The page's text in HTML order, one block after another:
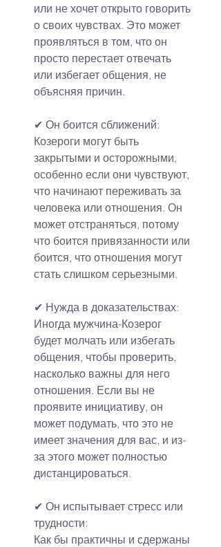
или не хочет открыто говорить
о своих чувствах. Это может
проявляться в том, что он
просто перестает отвечать
или избегает общения, не
объясняя причин.
✔ Он боится сближений:
Козероги могут быть
закрытыми и осторожными,
особенно если они чувствуют,
что начинают переживать за
человека или отношения. Он
может отстраняться, потому
что боится привязанности или
боится, что отношения могут
стать слишком серьезными.
✔ Нужда в доказательствах:
Иногда мужчина-Козерог
будет молчать или избегать
общения, чтобы проверить,
насколько важны для него
отношения. Если вы не
проявите инициативу, он
может подумать, что это не
имеет значения для вас, и из-
за этого может полностью
дистанцироваться.
✔ Он испытывает стресс или
трудности:
Как бы практичны и сдержаны